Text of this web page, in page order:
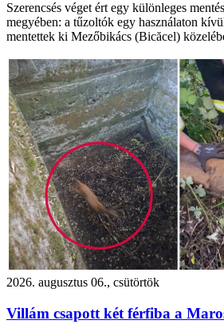
Szerencsés véget ért egy különleges
megyében: a tűzoltók egy használaton
mentettek ki Mezőbikács (Bicăcel)
2026. augusztus 06., csütörtök
Villám csapott két férfiba a